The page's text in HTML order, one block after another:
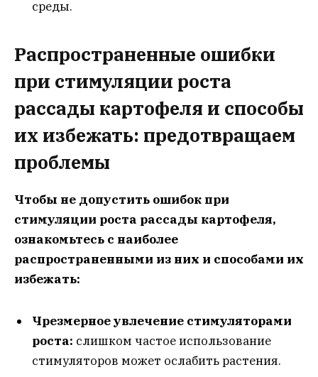
среды.
Распространенные ошибки
при стимуляции роста
рассады картофеля и способы
их избежать: предотвращаем
проблемы
Чтобы не допустить ошибок при
стимуляции роста рассады картофеля,
ознакомьтесь с наиболее
распространенными из них и способами их
избежать:
Чрезмерное увлечение стимуляторами
роста: слишком частое использование
стимуляторов может ослабить растения.